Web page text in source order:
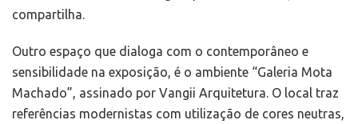
compartilha.
Outro espaço que dialoga com o contemporâneo e
sensibilidade na exposição, é o ambiente “Galeria Mota
Machado”, assinado por Vangii Arquitetura. O local traz
referências modernistas com utilização de cores neutras,